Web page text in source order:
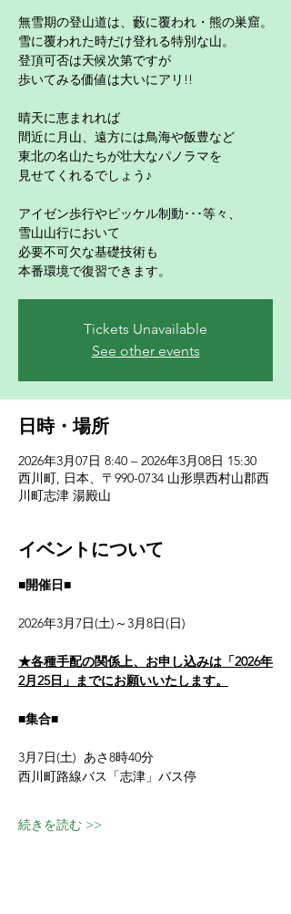
無雪期の登山道は、藪に覆われ・熊の巣窟。
雪に覆われた時だけ登れる特別な山。
登頂可否は天候次第ですが
歩いてみる価値は大いにアリ!!
晴天に恵まれれば
間近に月山、遠方には鳥海や飯豊など
東北の名山たちが壮大なパノラマを
見せてくれるでしょう♪
アイゼン歩行やピッケル制動･･･等々、
雪山山行において
必要不可欠な基礎技術も
本番環境で復習できます。
Tickets Unavailable
See other events
日時・場所
2026年3月07日 8:40 – 2026年3月08日 15:30
西川町, 日本、〒990-0734 山形県西村山郡西
川町志津 湯殿山
イベントについて
■開催日■
2026年3月7日(土)～3月8日(日)
★各種手配の関係上、お申し込みは「2026年
2月25日」までにお願いいたします。
■集合■
3月7日(土)  あさ8時40分
西川町路線バス「志津」バス停
続きを読む >>